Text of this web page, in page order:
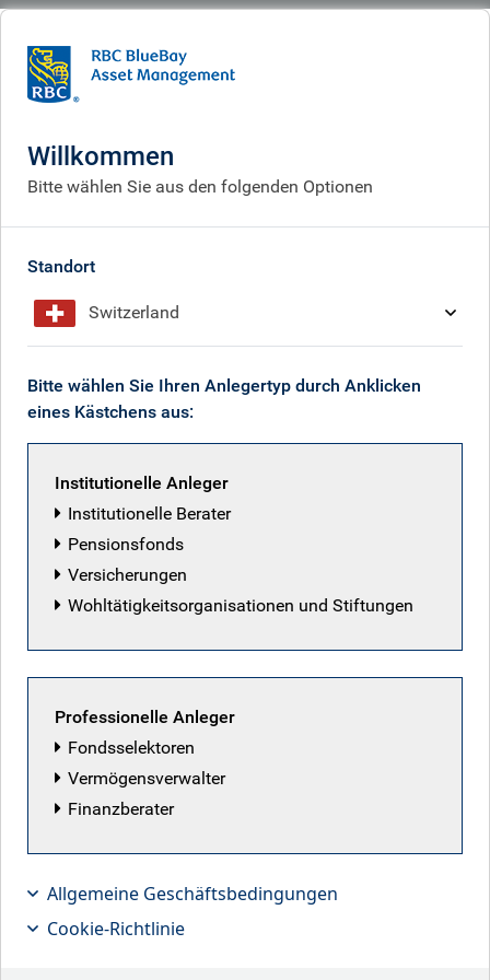
What we think
Inflationsdruck?
Mark Dowding
In den USA steht die Regierung wegen
der steigenden Inflation immer stärker
dem Krieg im Nahen Osten.
Willkommen
Bitte wählen Sie aus den folgenden Optionen
Standort
Switzerland
Bitte wählen Sie Ihren Anlegertyp durch Anklicken
eines Kästchens aus:
Institutionelle Anleger
Institutionelle Berater
Pensionsfonds
Versicherungen
Wohltätigkeitsorganisationen und Stiftungen
Professionelle Anleger
Fondsselektoren
Vermögensverwalter
Finanzberater
Allgemeine Geschäftsbedingungen
Cookie-Richtlinie